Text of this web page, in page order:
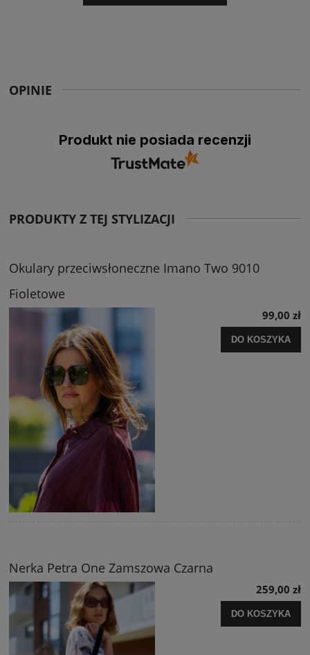
OPINIE
Produkt nie posiada recenzji
PRODUKTY Z TEJ STYLIZACJI
Okulary przeciwsłoneczne Imano Two 9010
Fioletowe
99,00 zł
DO KOSZYKA
Nerka Petra One Zamszowa Czarna
259,00 zł
DO KOSZYKA